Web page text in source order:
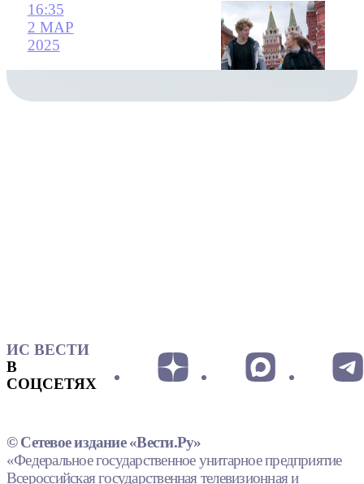
16:35
2 МАР
2025
ИС ВЕСТИ
В
СОЦСЕТЯХ
© Сетевое издание «Вести.Ру»
«Федеральное государственное унитарное предприятие
Всероссийская государственная телевизионная и